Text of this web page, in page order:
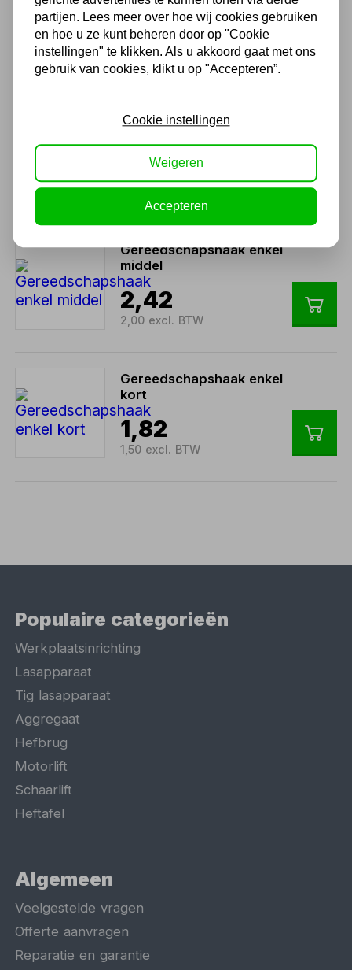
Twents familiebedrijf sinds 1992 !
Ook handig
Gereedschapshaak enkel
2,42
2,00 excl. BTW
Gereedschapshaak enkel
middel
2,42
2,00 excl. BTW
Gereedschapshaak enkel
kort
1,82
1,50 excl. BTW
Populaire categorieën
Werkplaatsinrichting
Lasapparaat
Tig lasapparaat
Aggregaat
Hefbrug
Motorlift
Schaarlift
Heftafel
Algemeen
Veelgestelde vragen
Offerte aanvragen
Reparatie en garantie
partijen. Lees meer over hoe wij cookies gebruiken
en hoe u ze kunt beheren door op "Cookie
instellingen" te klikken. Als u akkoord gaat met ons
gebruik van cookies, klikt u op "Accepteren”.
Cookie instellingen
Weigeren
Accepteren